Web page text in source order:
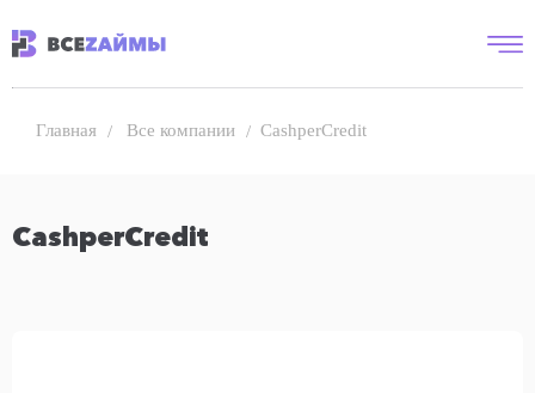
Главная Все компании CashperCredit
CashperCredit